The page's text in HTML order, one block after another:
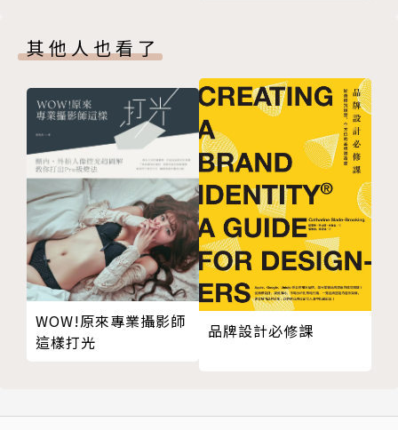
Chapter 1 Café 閱讀想像的空間p.73
◎Ch3 跳出框架的五感體驗∕生活風尚
Sense 30 一起優雅騎單車p.76
江振誠 顛覆，讓食材站上主舞台p.80
李新惠 把簡單做到最好p.82
程薇穎 醜陋表皮下的深度美學思考p.83
Pinkoi 擁抱好創意的台灣粉角色p.84
CACHE-CACHE 刮出百分百新鮮好創意p.86
嘖嘖 臨門一腳的夢想實踐地p.88
里埕設計 老房子裡的新靈魂p.90
賀廣安 回歸創意初衷「純理髮」p.91
吳金黛 台灣，我把你裝進了錄音帶p.92
古都基金會 喚醒城市的好感覺p.94
蘑菇 「有限」的幸福生活觀p.98
其他人也看了
WOW!原來專業攝影師
這樣打光
品牌設計必修課